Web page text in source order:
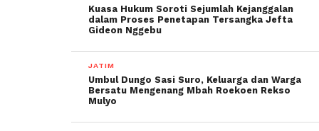
Kuasa Hukum Soroti Sejumlah Kejanggalan
dalam Proses Penetapan Tersangka Jefta
Gideon Nggebu
JATIM
Umbul Dungo Sasi Suro, Keluarga dan Warga
Bersatu Mengenang Mbah Roekoen Rekso
Mulyo